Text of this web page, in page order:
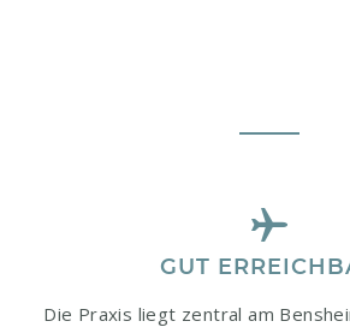
GUT
Die Praxis liegt zentral am